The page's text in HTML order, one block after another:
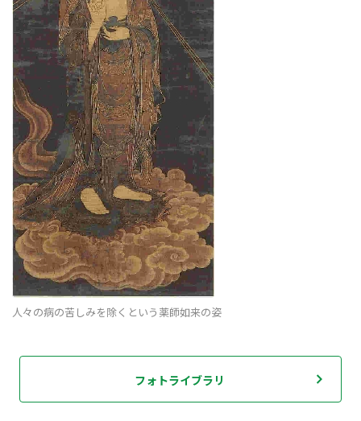
人々の病の苦しみを除くという薬師如来の姿
フォトライブラリ